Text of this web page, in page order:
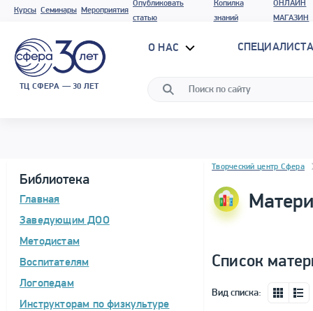
Курсы Семинары Мероприятия
Опубликовать
статью
Копилка
знаний
ОНЛАЙН
МАГАЗИН
ТЦ СФЕРА — 30 ЛЕТ
О НАС
Библиотека
Главная
Заведующим ДОО
Методистам
Воспитателям
Логопедам
Инструкторам по физкультуре
Блок новостей
Творческий центр Сфера
Список
Вид списка: